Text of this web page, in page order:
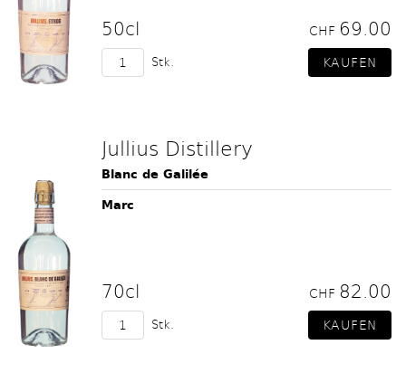
50cl CHF 69.00
Stk.
Jullius Distillery
Blanc de Galilée
Marc
70cl CHF 82.00
Stk.